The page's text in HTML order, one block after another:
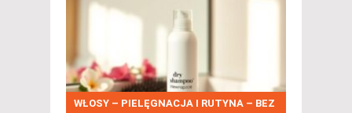
WŁOSY – PIELĘGNACJA I RUTYNA – BEZ